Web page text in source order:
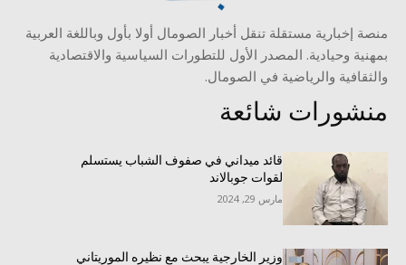
منصة إخبارية مستقلة تنقل أخبار الصومال أولا بأول وباللغة العربية
بمهنية وحيادية. المصدر الأول للتطورات السياسية والاقتصادية
والثقافية والرياضية في الصومال.
منشورات شائعة
قائد ميداني في صفوف الشباب يستسلم
لقوات جوبالاند
مارس 29, 2024
وزير الخارجية يبحث مع نظيره الموريتاني